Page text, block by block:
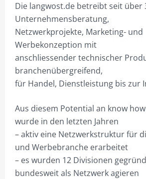
FIRMEN VERPACKEN.
ONLINE ERFOLGREICHER.
CORPORATE MARKETING.
SCHAFFE DIR WERTE!
DIE EIGENE DIVISION.
SEI ANDERS – SEI BESSER!
UMSATZ BRINGT ERFOLG!
KNOW HOW STÄRKT.
NEUE PERSPEKTIVEN!
Die langwost.de betreibt seit über
Unternehmensberatung,
Netzwerkprojekte, Marketing- und
Werbekonzeption mit
anschliessender technischer
branchenübergreifend,
für Handel, Dienstleistung bis zur
Aus diesem Potential an know
wurde in den letzten Jahren
– aktiv eine Netzwerkstruktur für
und Werbebranche erarbeitet
– es wurden 12 Divisionen
bundesweit als Netzwerk agieren